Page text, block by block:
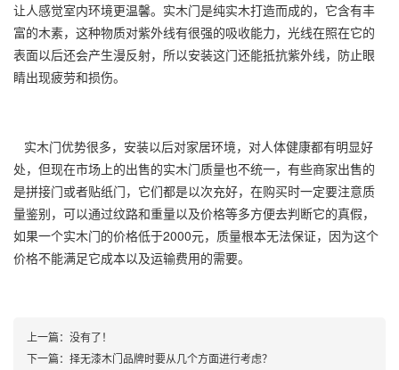
让人感觉室内环境更温馨。实木门是纯实木打造而成的，它含有丰
富的木素，这种物质对紫外线有很强的吸收能力，光线在照在它的
表面以后还会产生漫反射，所以安装这门还能抵抗紫外线，防止眼
睛出现疲劳和损伤。
实木门优势很多，安装以后对家居环境，对人体健康都有明显好
处，但现在市场上的出售的实木门质量也不统一，有些商家出售的
是拼接门或者贴纸门，它们都是以次充好，在购买时一定要注意质
量鉴别，可以通过纹路和重量以及价格等多方便去判断它的真假，
如果一个实木门的价格低于2000元，质量根本无法保证，因为这个
价格不能满足它成本以及运输费用的需要。
上一篇：没有了！
下一篇： 择无漆木门品牌时要从几个方面进行考虑？